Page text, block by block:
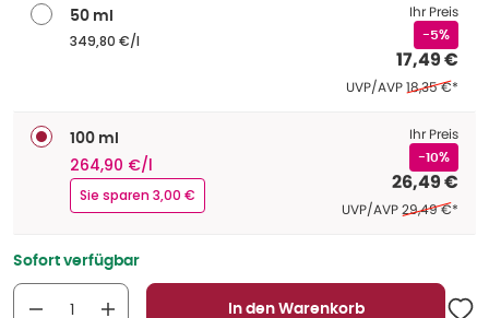
50 ml
349,80 €/l
Ihr Preis
-5%
17,49 €
UVP/AVPEhemaliger
18,35 €*
100 ml
264,90 €/l
Sie sparen 3,00 €
Ihr Preis
-10%
26,49 €
UVP/AVPEhemaliger
29,49 €*
Sofort verfügbar
In den Warenkorb